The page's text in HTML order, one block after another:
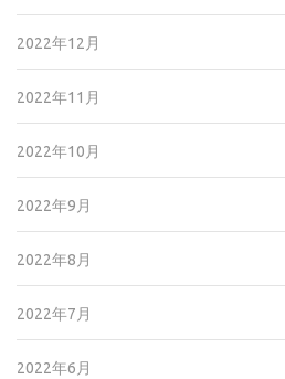
2022年12月
2022年11月
2022年10月
2022年9月
2022年8月
2022年7月
2022年6月